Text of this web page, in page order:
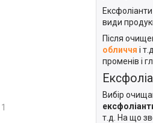
види
Після
обличчя і
променів і
Вибір
т.д. На що
1